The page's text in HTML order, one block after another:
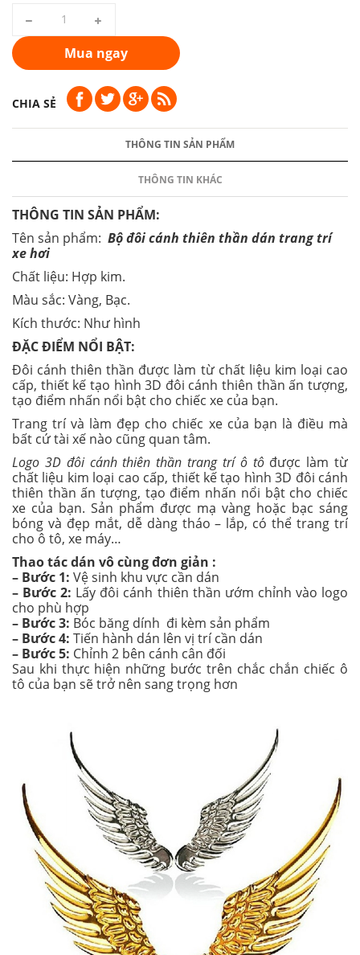
Mua ngay
CHIA SẺ
THÔNG TIN SẢN PHẨM
THÔNG TIN KHÁC
THÔNG TIN SẢN PHẨM:
Tên sản phẩm: Bộ đôi cánh thiên thần dán trang trí
xe hơi
Chất liệu: Hợp kim.
Màu sắc: Vàng, Bạc.
Kích thước: Như hình
ĐẶC ĐIỂM NỔI BẬT:
Đôi cánh thiên thần được làm từ chất liệu kim loại cao
cấp, thiết kế tạo hình 3D đôi cánh thiên thần ấn tượng,
tạo điểm nhấn nổi bật cho chiếc xe của bạn.
Trang trí và làm đẹp cho chiếc xe của bạn là điều mà
bất cứ tài xế nào cũng quan tâm.
Logo 3D đôi cánh thiên thần trang trí ô tôđược làm từ
chất liệu kim loại cao cấp, thiết kế tạo hình 3D đôi cánh
thiên thần ấn tượng, tạo điểm nhấn nổi bật cho chiếc
xe của bạn. Sản phẩm được mạ vàng hoặc bạc sáng
bóng và đẹp mắt, dễ dàng tháo – lắp, có thể trang trí
cho ô tô, xe máy…
Thao tác dán vô cùng đơn giản :
– Bước 1: Vệ sinh khu vực cần dán
– Bước 2: Lấy đôi cánh thiên thần ướm chỉnh vào logo
cho phù hợp
– Bước 3: Bóc băng dính đi kèm sản phẩm
– Bước 4: Tiến hành dán lên vị trí cần dán
– Bước 5: Chỉnh 2 bên cánh cân đối
Sau khi thực hiện những bước trên chắc chắn chiếc ô
tô của bạn sẽ trở nên sang trọng hơn